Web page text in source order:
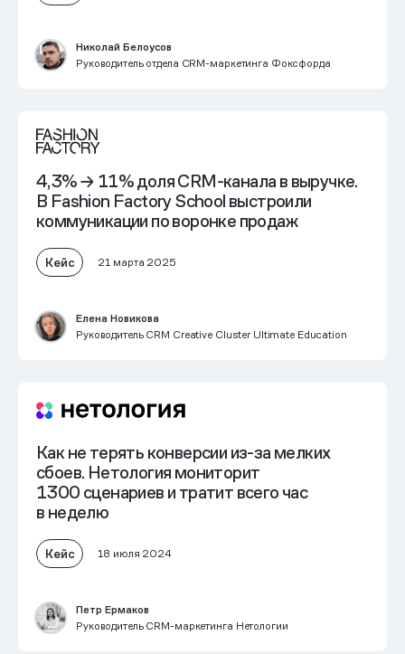
Николай Белоусов
Руководитель отдела CRM-маркетинга Фоксфорда
4,3% → 11% доля CRM-канала в выручке.
В Fashion Factory School выстроили
коммуникации по воронке продаж
Кейс 21 марта 2025
Елена Новикова
Руководитель CRM Creative Cluster Ultimate Education
Как не терять конверсии из-за мелких
сбоев. Нетология мониторит
1300 сценариев и тратит всего час
в неделю
Кейс 18 июля 2024
Петр Ермаков
Руководитель CRM-маркетинга Нетологии